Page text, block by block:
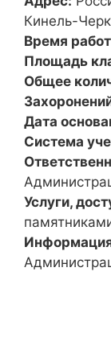
Кинель-
Время
Площадь
Общее
Дата
Система
Услуги,